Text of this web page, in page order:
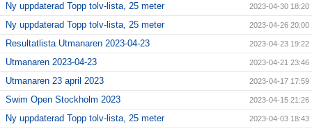
Ny uppdaterad Topp tolv-lista, 25 meter 2023-04-30 18:20
Ny uppdaterad Topp tolv-lista, 25 meter 2023-04-26 20:00
Resultatlista Utmanaren 2023-04-23 2023-04-23 19:22
Utmanaren 2023-04-23 2023-04-21 23:46
Utmanaren 23 april 2023 2023-04-17 17:59
Swim Open Stockholm 2023 2023-04-15 21:26
Ny uppdaterad Topp tolv-lista, 25 meter 2023-04-03 18:43